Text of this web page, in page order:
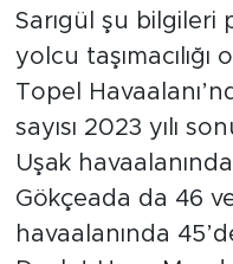
Sarıgül şu bilgileri
yolcu
Topel
sayısı 2023 yılı
Uşak
Gökçeada da 46
havaalanında